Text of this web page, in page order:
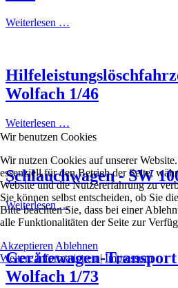
Weiterlesen …
Wolfach 1/46
Weiterlesen …
Schlauchwagen - SW
Weiterlesen …
Gerätewagen-
Wolfach 1/73
Wir benutzen Cookies
Wir nutzen Cookies auf unserer
essenziell für den Betrieb der Seite,
Website und die Nutzererfahrung zu
Sie können selbst entscheiden, ob Sie
Bitte beachten Sie, dass bei einer
alle Funktionalitäten der Seite zur
Akzeptieren Ablehnen
Weitere Informationen|Impressum